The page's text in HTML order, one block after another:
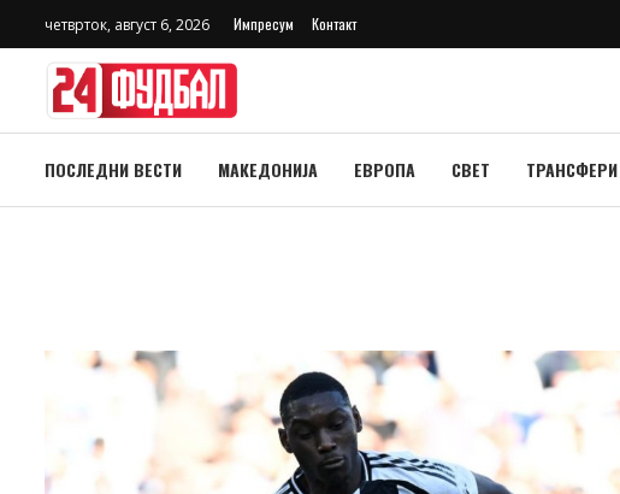
четврток, август 6, 2026 Импресум Контакт
ПОСЛЕДНИ ВЕСТИ МАКЕДОНИЈА ЕВРОПА СВЕТ ТРАНСФЕРИ